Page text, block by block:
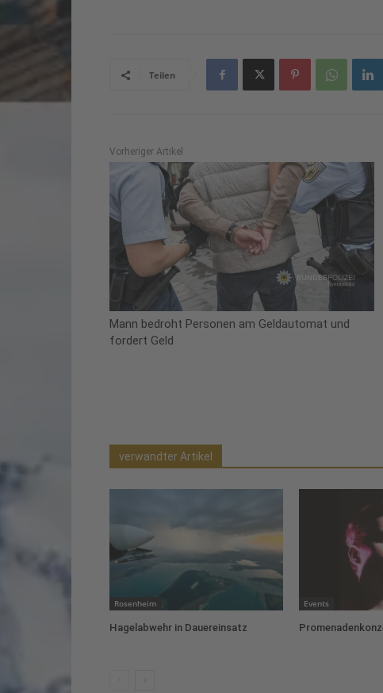
Teilen
Vorheriger Artikel
Mann bedroht Personen am Geldautomat und
fordert Geld
verwandter Artikel
Rosenheim
Hagelabwehr in Dauereinsatz
Events